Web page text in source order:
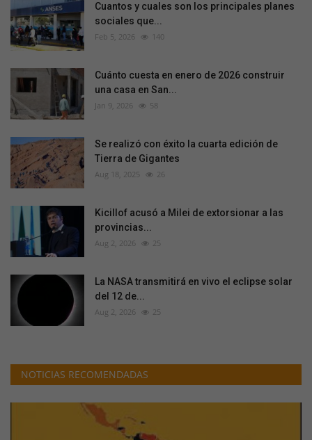
Cuantos y cuales son los principales planes
sociales que...
Feb 5, 2026 140
Cuánto cuesta en enero de 2026 construir
una casa en San...
Jan 9, 2026 58
Se realizó con éxito la cuarta edición de
Tierra de Gigantes
Aug 18, 2025 26
Kicillof acusó a Milei de extorsionar a las
provincias...
Aug 2, 2026 25
La NASA transmitirá en vivo el eclipse solar
del 12 de...
Aug 2, 2026 25
NOTICIAS RECOMENDADAS